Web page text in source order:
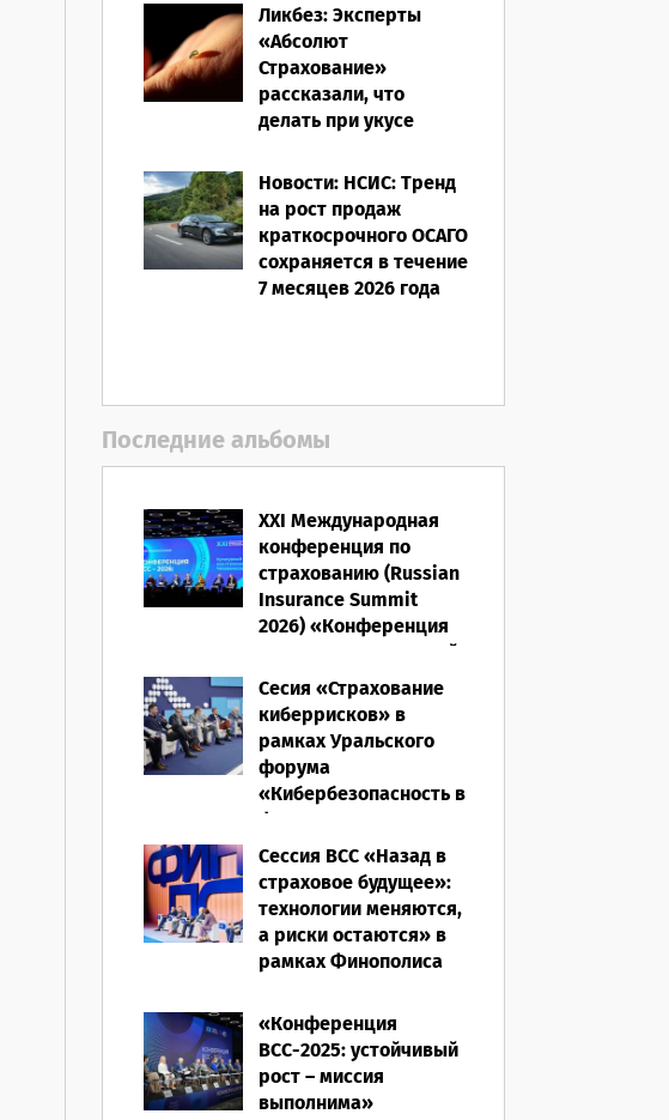
Ликбез: Эксперты
«Абсолют
Страхование»
рассказали, что
делать при укусе
путешествии
07.08.2026
Новости: НСИС: Тренд
на рост продаж
краткосрочного ОСАГО
сохраняется в течение
7 месяцев 2026 года
Последние альбомы
XXI Международная
конференция по
страхованию (Russian
Insurance Summit
2026) «Конференция
ВСС-2026: Культурный
код страхования/
Человеческий
фактор»
28.05.2026
Сесия «Страхование
киберрисков» в
рамках Уральского
форума
«Кибербезопасность в
финансах» 2026
16.03.2026
Сессия ВСС «Назад в
страховое будущее»:
технологии меняются,
а риски остаются» в
рамках Финополиса
16.03.2026
«Конференция
ВСС-2025: устойчивый
рост – миссия
выполнима»